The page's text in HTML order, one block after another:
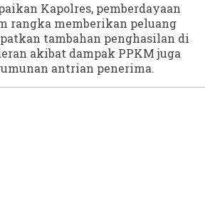
Kapolres, pemberdayaan
rangka memberikan peluang
tambahan penghasilan di
akibat dampak PPKM juga
antrian penerima.